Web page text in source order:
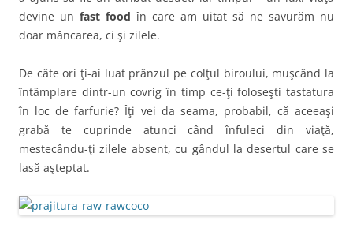
devine un fast food în care am uitat să ne savurăm nu
doar mâncarea, ci şi zilele.
De câte ori ţi-ai luat prânzul pe colţul biroului, muşcând la
întâmplare dintr-un covrig în timp ce-ţi foloseşti tastatura
în loc de farfurie? Îţi vei da seama, probabil, că aceeaşi
grabă te cuprinde atunci când înfuleci din viaţă,
mestecându-ţi zilele absent, cu gândul la desertul care se
lasă aşteptat.